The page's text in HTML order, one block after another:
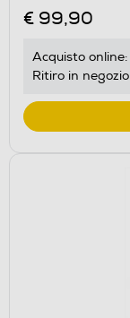
€ 99,90
Acquisto online:
Ritiro in